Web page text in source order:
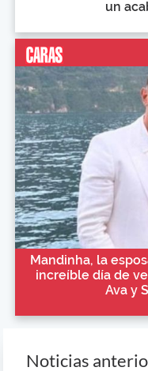
un
Mandinha, la
increíble día de
Ava y
Noticias